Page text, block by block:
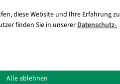
diese Website und Ihre Erfahrung zu
finden Sie in unserer Daten­schutz­
Alle ablehnen